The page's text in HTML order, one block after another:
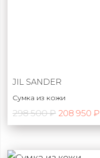
JIL SANDER
Сумка из кожи
298 500 ₽ 208 950 ₽